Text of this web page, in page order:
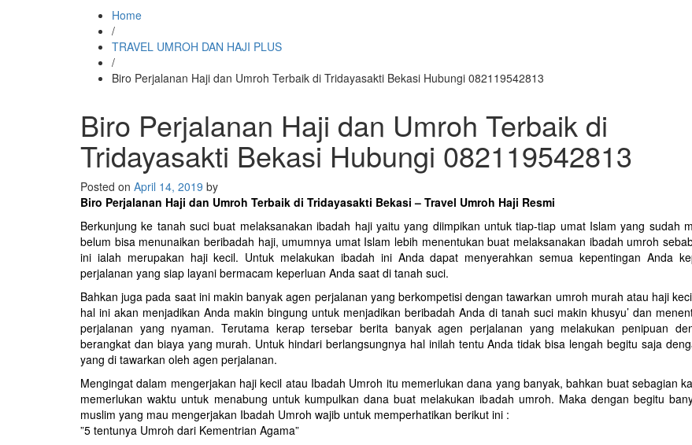
Home
/
TRAVEL UMROH DAN HAJI PLUS
/
Biro Perjalanan Haji dan Umroh Terbaik di Tridayasakti Bekasi Hubungi 082119542813
Biro Perjalanan Haji dan Umroh Terbaik di
Tridayasakti Bekasi Hubungi 082119542813
Posted on April 14, 2019 by
Biro Perjalanan Haji dan Umroh Terbaik di Tridayasakti Bekasi – Travel Umroh Haji Resmi
Berkunjung ke tanah suci buat melaksanakan ibadah haji yaitu yang diimpikan untuk tiap-tiap umat Islam yang sudah
belum bisa menunaikan beribadah haji, umumnya umat Islam lebih menentukan buat melaksanakan ibadah umroh
ini ialah merupakan haji kecil. Untuk melakukan ibadah ini Anda dapat menyerahkan semua kepentingan Anda
perjalanan yang siap layani bermacam keperluan Anda saat di tanah suci.
Bahkan juga pada saat ini makin banyak agen perjalanan yang berkompetisi dengan tawarkan umroh murah atau haji
hal ini akan menjadikan Anda makin bingung untuk menjadikan beribadah Anda di tanah suci makin khusyu’ dan
perjalanan yang nyaman. Terutama kerap tersebar berita banyak agen perjalanan yang melakukan penipuan
berangkat dan biaya yang murah. Untuk hindari berlangsungnya hal inilah tentu Anda tidak bisa lengah begitu saja
yang di tawarkan oleh agen perjalanan.
Mengingat dalam mengerjakan haji kecil atau Ibadah Umroh itu memerlukan dana yang banyak, bahkan buat sebagian
memerlukan waktu untuk menabung untuk kumpulkan dana buat melakukan ibadah umroh. Maka dengan begitu
muslim yang mau mengerjakan Ibadah Umroh wajib untuk memperhatikan berikut ini :
”5 tentunya Umroh dari Kementrian Agama”